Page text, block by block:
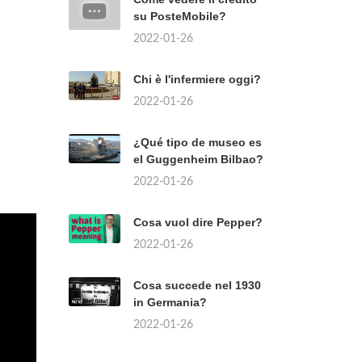
su PosteMobile?
2022-01-26
Chi è l'infermiere oggi?
2022-01-26
¿Qué tipo de museo es
el Guggenheim Bilbao?
2022-01-26
Cosa vuol dire Pepper?
2022-01-26
Cosa succede nel 1930
in Germania?
2022-01-26